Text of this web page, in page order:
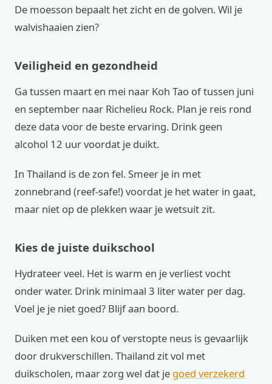
De moesson bepaalt het zicht en de golven. Wil je
walvishaaien zien?
Veiligheid en gezondheid
Ga tussen maart en mei naar Koh Tao of tussen juni
en september naar Richelieu Rock. Plan je reis rond
deze data voor de beste ervaring. Drink geen
alcohol 12 uur voordat je duikt.
In Thailand is de zon fel. Smeer je in met
zonnebrand (reef-safe!) voordat je het water in gaat,
maar niet op de plekken waar je wetsuit zit.
Kies de juiste duikschool
Hydrateer veel. Het is warm en je verliest vocht
onder water. Drink minimaal 3 liter water per dag.
Voel je je niet goed? Blijf aan boord.
Duiken met een kou of verstopte neus is gevaarlijk
door drukverschillen. Thailand zit vol met
duikscholen, maar zorg wel dat je goed verzekerd